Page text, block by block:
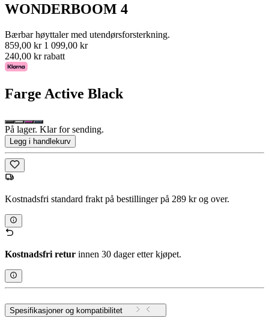
WONDERBOOM 4
Bærbar høyttaler med utendørsforsterkning.
859,00 kr 1 099,00 kr
240,00 kr rabatt
Farge Active Black
På lager. Klar for sending.
Legg i handlekurv
Kostnadsfri standard frakt på bestillinger på 289 kr og over.
Kostnadsfri retur innen 30 dager etter kjøpet.
Spesifikasjoner og kompatibilitet